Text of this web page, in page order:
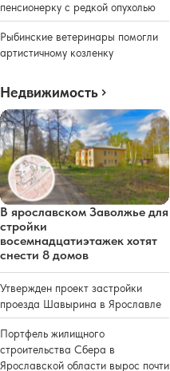
пенсионерку с редкой опухолью
Рыбинские ветеринары помогли
артистичному козленку
Недвижимость
В ярославском Заволжье для
стройки
восемнадцатиэтажек хотят
снести 8 домов
Утвержден проект застройки
проезда Шавырина в Ярославле
Портфель жилищного
строительства Сбера в
Ярославской области вырос почти